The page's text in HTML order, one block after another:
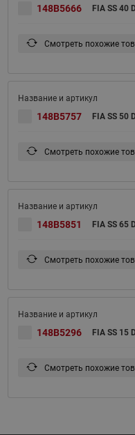
148B5666 FIA SS 40
Смотреть похожие
148B5757 FIA SS 50
Смотреть похожие
148B5851 FIA SS 65
Смотреть похожие
148B5296 FIA SS 15
Смотреть похожие